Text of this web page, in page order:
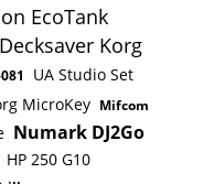
EcoTank
Decksaver Korg
UA Studio Set
MicroKey Mifcom
Numark DJ2Go
HP 250 G10